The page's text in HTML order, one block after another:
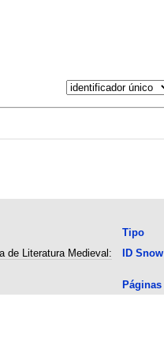
Tipo
de Literatura Medieval:
ID Snow
Páginas